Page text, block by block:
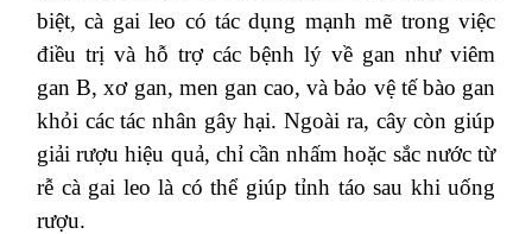
biệt, cà gai leo có tác dụng mạnh mẽ trong việc
điều trị và hỗ trợ các bệnh lý về gan như viêm
gan B, xơ gan, men gan cao, và bảo vệ tế bào gan
khỏi các tác nhân gây hại. Ngoài ra, cây còn giúp
giải rượu hiệu quả, chỉ cần nhấm hoặc sắc nước từ
rễ cà gai leo là có thể giúp tỉnh táo sau khi uống
rượu.